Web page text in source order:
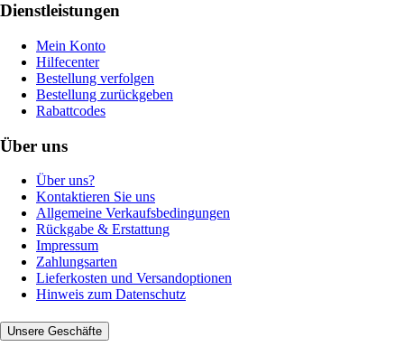
Dienstleistungen
Mein Konto
Hilfecenter
Bestellung verfolgen
Bestellung zurückgeben
Rabattcodes
Über uns
Über uns?
Kontaktieren Sie uns
Allgemeine Verkaufsbedingungen
Rückgabe & Erstattung
Impressum
Zahlungsarten
Lieferkosten und Versandoptionen
Hinweis zum Datenschutz
Unsere Geschäfte